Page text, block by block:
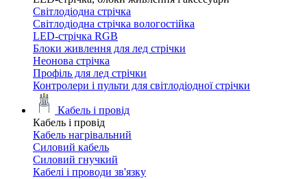
Світлодіодна стрічка
Світлодіодна стрічка вологостійка
LED-стрічка RGB
Блоки живлення для лед стрічки
Неонова стрічка
Профіль для лед стрічки
Контролери і пульти для світлодіодної стрічки
Кабель і провід
Кабель і провід
Кабель нагрівальний
Силовий кабель
Силовий гнучкий
Кабелі і проводи зв'язку